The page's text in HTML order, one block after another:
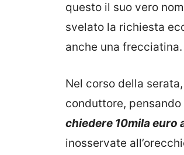
questo il suo vero
svelato la richiesta
anche una frecciatina.
Nel corso della
conduttore, pensando
chiedere 10mila euro
inosservate